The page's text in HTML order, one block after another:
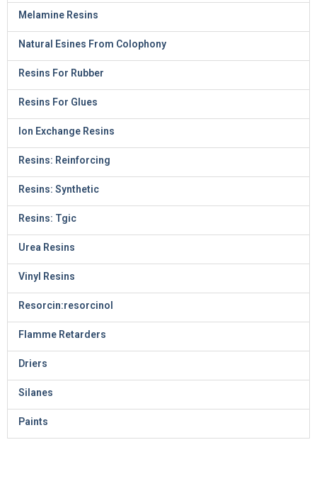
Melamine Resins
Natural Esines From Colophony
Resins For Rubber
Resins For Glues
Ion Exchange Resins
Resins: Reinforcing
Resins: Synthetic
Resins: Tgic
Urea Resins
Vinyl Resins
Resorcin:resorcinol
Flamme Retarders
Driers
Silanes
Paints